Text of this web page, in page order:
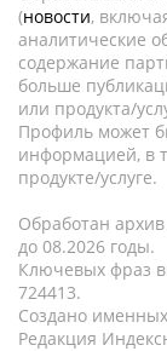
(новости,
аналитические
содержание
больше
или продукта/
Профиль может
информацией, в
продукте/услуге.
Обработан
до 08.2026 годы.
Ключевых фраз
724413.
Создано
Редакция